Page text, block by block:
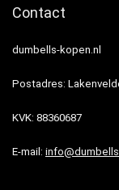
Contact
dumbells-kopen.nl
Postadres:
KVK: 88360687
E-mail: